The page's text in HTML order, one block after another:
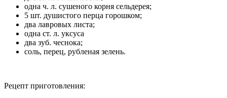
одна ч. л. сушеного корня сельдерея;
5 шт. душистого перца горошком;
два лавровых листа;
одна ст. л. уксуса
два зуб. чеснока;
соль, перец, рубленая зелень.
Рецепт приготовления: